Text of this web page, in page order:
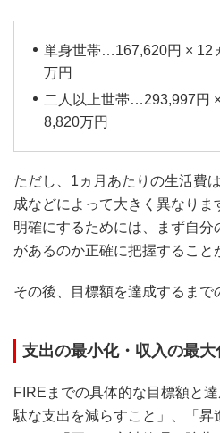
単身世帯…167,620円 × 12
万円
二人以上世帯…293,997円
8,820万円
ただし、1ヵ月あたりの生活費
成などによって大きく異なり
明確にするためには、まず自分
があるのか正確に把握すること
その後、目標額を達成するまで
支出の最小化・収入の最
FIREまでの具体的な目標額と
駄な支出を減らすこと」、「昇